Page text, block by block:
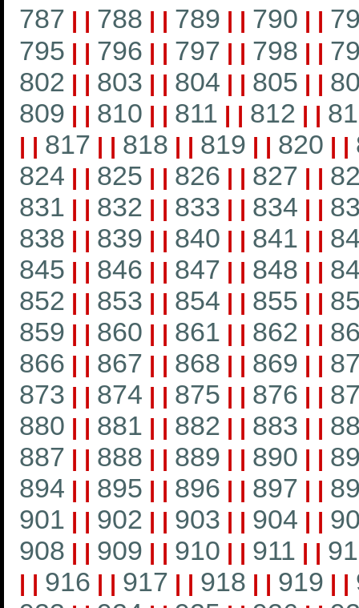
787 | | 788 | | 789 | | 790 | |
795 | | 796 | | 797 | | 798 | |
802 | | 803 | | 804 | | 805 | |
809 | | 810 | | 811 | | 812 | |
| | 817 | | 818 | | 819 | | 820 | |
824 | | 825 | | 826 | | 827 | |
831 | | 832 | | 833 | | 834 | |
838 | | 839 | | 840 | | 841 | |
845 | | 846 | | 847 | | 848 | |
852 | | 853 | | 854 | | 855 | |
859 | | 860 | | 861 | | 862 | |
866 | | 867 | | 868 | | 869 | |
873 | | 874 | | 875 | | 876 | |
880 | | 881 | | 882 | | 883 | |
887 | | 888 | | 889 | | 890 | |
894 | | 895 | | 896 | | 897 | |
901 | | 902 | | 903 | | 904 | |
908 | | 909 | | 910 | | 911 | |
| | 916 | | 917 | | 918 | | 919 | |